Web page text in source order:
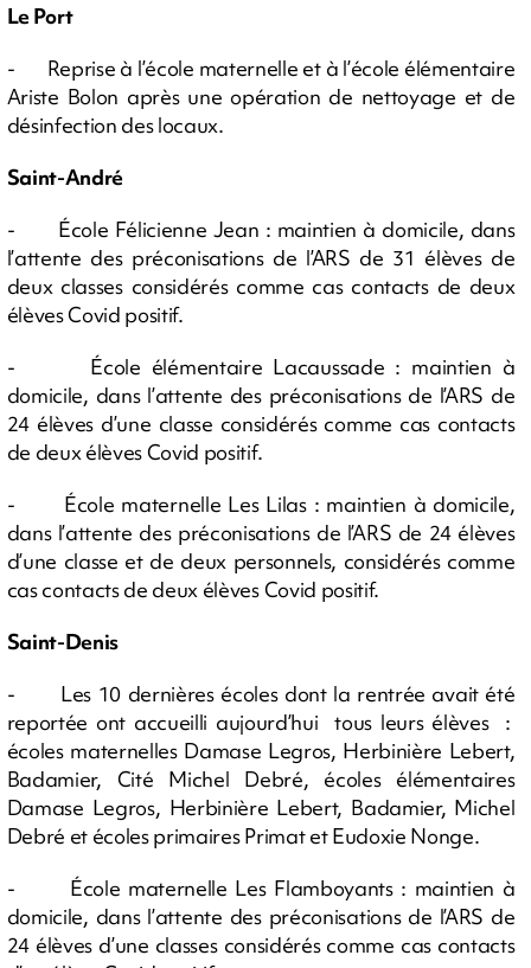
Le Port
- Reprise à l’école maternelle et à l’école élémentaire
Ariste Bolon après une opération de nettoyage et de
désinfection des locaux.
Saint-André
- École Félicienne Jean : maintien à domicile, dans
l’attente des préconisations de l’ARS de 31 élèves de
deux classes considérés comme cas contacts de deux
élèves Covid positif.
- École élémentaire Lacaussade : maintien à
domicile, dans l’attente des préconisations de l’ARS de
24 élèves d’une classe considérés comme cas contacts
de deux élèves Covid positif.
- École maternelle Les Lilas : maintien à domicile,
dans l’attente des préconisations de l’ARS de 24 élèves
d’une classe et de deux personnels, considérés comme
cas contacts de deux élèves Covid positif.
Saint-Denis
- Les 10 dernières écoles dont la rentrée avait été
reportée ont accueilli aujourd’hui tous leurs élèves :
écoles maternelles Damase Legros, Herbinière Lebert,
Badamier, Cité Michel Debré, écoles élémentaires
Damase Legros, Herbinière Lebert, Badamier, Michel
Debré et écoles primaires Primat et Eudoxie Nonge.
- École maternelle Les Flamboyants : maintien à
domicile, dans l’attente des préconisations de l’ARS de
24 élèves d’une classes considérés comme cas contacts